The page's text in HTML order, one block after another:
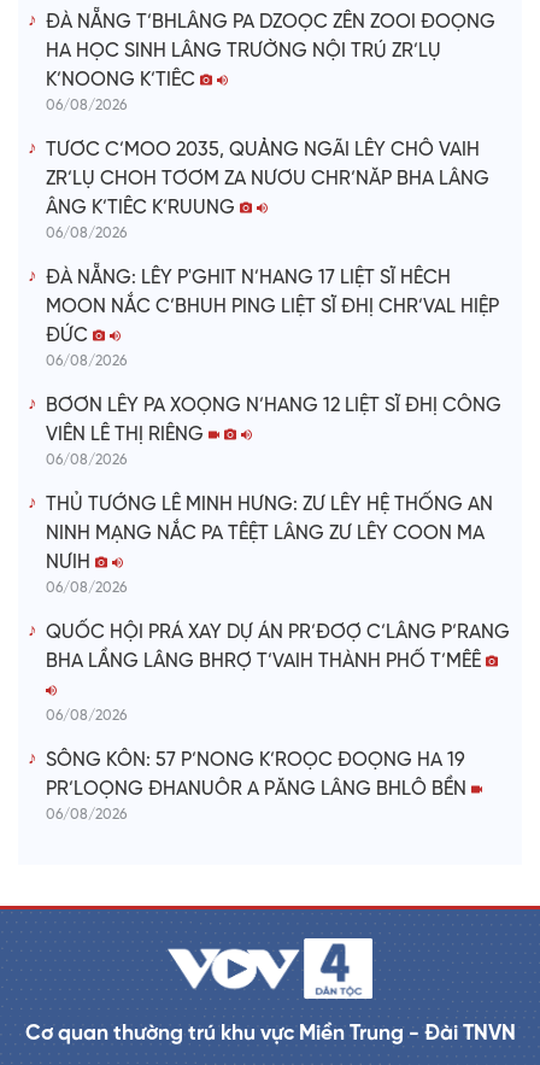
ĐÀ NẴNG T’BHLÂNG PA DZOỌC ZÊN ZOOI ĐOỌNG
HA HỌC SINH LÂNG TRƯỜNG NỘI TRÚ ZR’LỤ
K’NOONG K’TIÊC
06/08/2026
TƯƠC C’MOO 2035, QUẢNG NGÃI LÊY CHÔ VAIH
ZR’LỤ CHOH TƠƠM ZA NƯƠU CHR’NĂP BHA LÂNG
ÂNG K’TIÊC K’RUUNG
06/08/2026
ĐÀ NẴNG: LÊY P'GHIT N’HANG 17 LIỆT SĨ HÊCH
MOON NẮC C’BHUH PING LIỆT SĨ ĐHỊ CHR’VAL HIỆP
ĐỨC
06/08/2026
BƠƠN LÊY PA XOỌNG N’HANG 12 LIỆT SĨ ĐHỊ CÔNG
VIÊN LÊ THỊ RIÊNG
06/08/2026
THỦ TƯỚNG LÊ MINH HƯNG: ZƯ LÊY HỆ THỐNG AN
NINH MẠNG NẮC PA TÊỆT LÂNG ZƯ LÊY COON MA
NƯIH
06/08/2026
QUỐC HỘI PRÁ XAY DỰ ÁN PR’ĐƠỢ C’LÂNG P’RANG
BHA LẦNG LÂNG BHRỢ T’VAIH THÀNH PHỐ T’MÊÊ
06/08/2026
SÔNG KÔN: 57 P’NONG K’ROỌC ĐOỌNG HA 19
PR’LOỌNG ĐHANUÔR A PĂNG LÂNG BHLÔ BỀN
06/08/2026
Cơ quan thường trú khu vực Miền Trung - Đài TNVN